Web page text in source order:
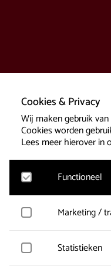
Cookies & Privacy
Wij maken gebruik
Cookies worden
Lees meer hierover in
Functioneel
Google Analytics
en
Marketing /
Vimeo Statistieken